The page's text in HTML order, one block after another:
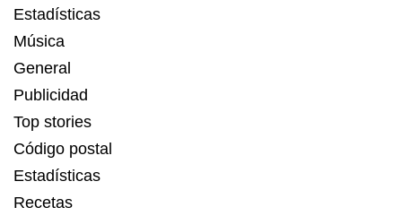
Estadísticas
Música
General
Publicidad
Top stories
Código postal
Estadísticas
Recetas